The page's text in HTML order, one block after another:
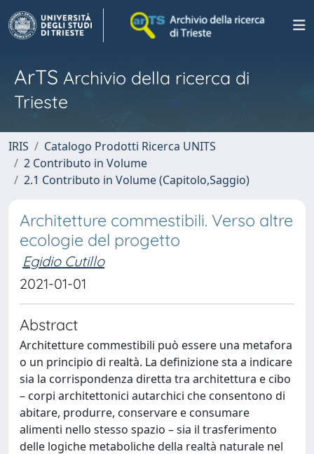
ArTS Archivio della ricerca di
Trieste
IRIS
Catalogo Prodotti Ricerca UNITS
2 Contributo in Volume
2.1 Contributo in Volume (Capitolo,Saggio)
Architetture commestibili. Verso altre
ecologie del progetto
Egidio Cutillo
2021-01-01
Abstract
Architetture commestibili può essere una metafora
o un principio di realtà. La definizione sta a indicare
sia la corrispondenza diretta tra architettura e cibo
– corpi architettonici autarchici che consentono di
abitare, produrre, conservare e consumare
alimenti nello stesso spazio – sia il trasferimento
delle logiche metaboliche della realtà naturale nel